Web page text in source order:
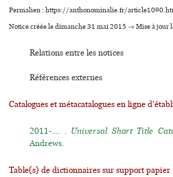
Permalien : https://anthonominalie.fr/
Notice créée le dimanche 31 mai 2015 → Mise à jour
Relations entre les notices
Références externes
Catalogues et métacatalogues en ligne
2011-.... . Universal Short Title
Andrews.
Table(s) de dictionnaires sur support papier